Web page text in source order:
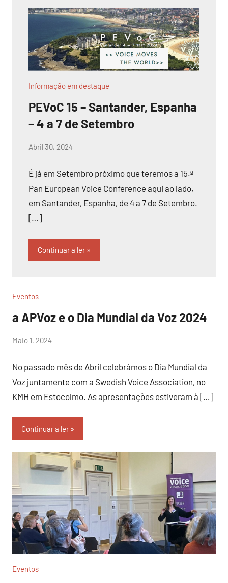
Informação em destaque
PEVoC 15 – Santander, Espanha
– 4 a 7 de Setembro
por
Abril 30, 2024
É já em Setembro próximo que teremos a 15.ª
Pan European Voice Conference aqui ao lado,
em Santander, Espanha, de 4 a 7 de Setembro.
[…]
Continuar a ler
Eventos
a APVoz e o Dia Mundial da Voz 2024
por
Maio 1, 2024
No passado mês de Abril celebrámos o Dia Mundial da
Voz juntamente com a Swedish Voice Association, no
KMH em Estocolmo. As apresentações estiveram à […]
Continuar a ler
Eventos